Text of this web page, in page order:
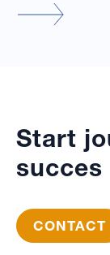
Start
succes
CONTACT